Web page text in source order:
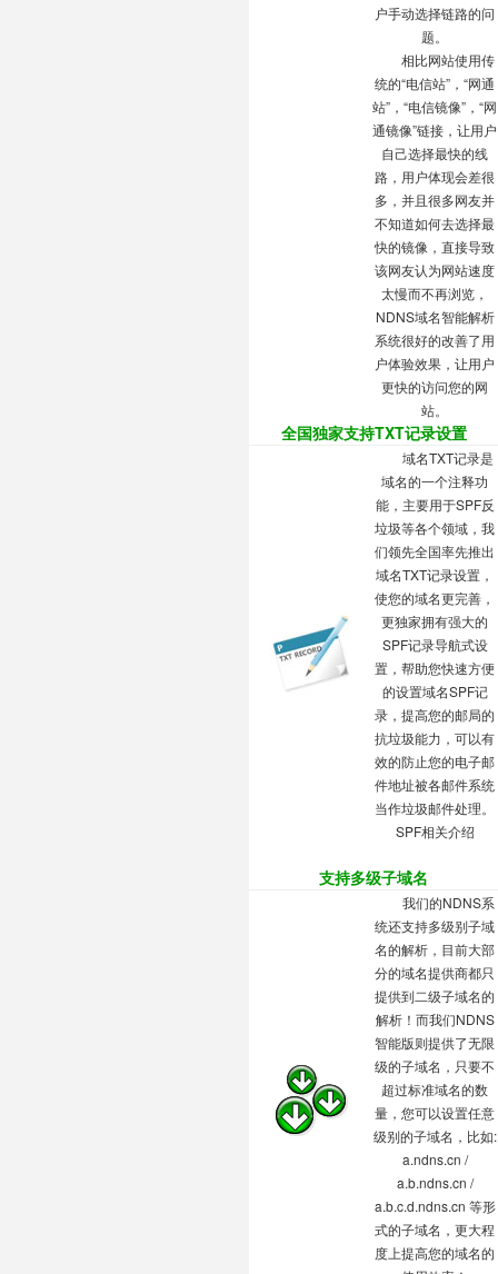
户手动选择链路的问
题。
相比网站使用传
统的“电信站”，“网通
站”，“电信镜像”，“网
通镜像”链接，让用户
自己选择最快的线
路，用户体现会差很
多，并且很多网友并
不知道如何去选择最
快的镜像，直接导致
该网友认为网站速度
太慢而不再浏览，
NDNS域名智能解析
系统很好的改善了用
户体验效果，让用户
更快的访问您的网
站。
全国独家支持TXT记录设置
域名TXT记录是
域名的一个注释功
能，主要用于SPF反
垃圾等各个领域，我
们领先全国率先推出
域名TXT记录设置，
使您的域名更完善，
更独家拥有强大的
SPF记录导航式设
置，帮助您快速方便
的设置域名SPF记
录，提高您的邮局的
抗垃圾能力，可以有
效的防止您的电子邮
件地址被各邮件系统
当作垃圾邮件处理。
SPF相关介绍
支持多级子域名
我们的NDNS系
统还支持多级别子域
名的解析，目前大部
分的域名提供商都只
提供到二级子域名的
解析！而我们NDNS
智能版则提供了无限
级的子域名，只要不
超过标准域名的数
量，您可以设置任意
级别的子域名，比如:
a.ndns.cn /
a.b.ndns.cn /
a.b.c.d.ndns.cn 等形
式的子域名，更大程
度上提高您的域名的